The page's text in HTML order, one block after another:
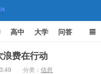
高中 大学 问答
费在行动
分类： 信息